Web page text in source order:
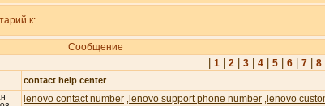
к:
Сообщение
1| 2| 3| 4| 5| 6| 7| 8|
contact help center
lenovo contact number lenovo support phone number lenovo